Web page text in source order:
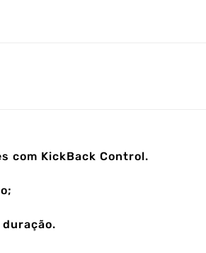
com KickBack Control.